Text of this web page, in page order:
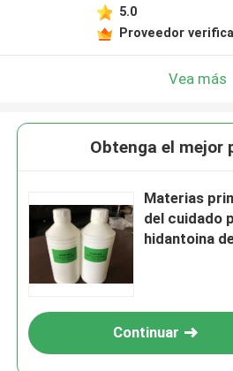
5.0
Proveedor
Vea más
Obtenga el mejor
Materias
del cuidado
hidantoina
Continuar